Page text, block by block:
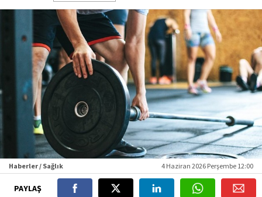
Haberler / Sağlık 4 Haziran 2026 Perşembe 12:00
PAYLAŞ